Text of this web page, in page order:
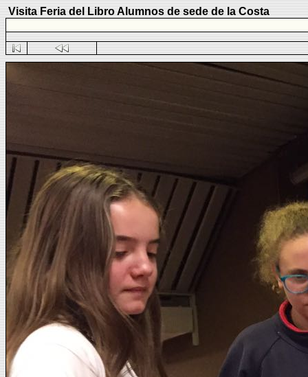
Visita Feria del Libro Alumnos de sede de la Costa